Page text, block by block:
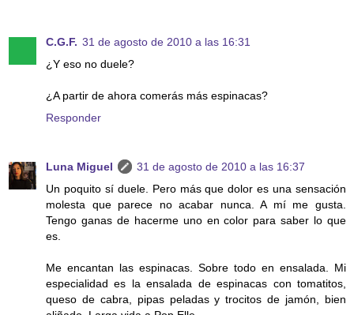
C.G.F. 31 de agosto de 2010 a las 16:31
¿Y eso no duele?
¿A partir de ahora comerás más espinacas?
Responder
Luna Miguel
31 de agosto de 2010 a las 16:37
Un poquito sí duele. Pero más que dolor es una sensación
molesta que parece no acabar nunca. A mí me gusta.
Tengo ganas de hacerme uno en color para saber lo que
es.
Me encantan las espinacas. Sobre todo en ensalada. Mi
especialidad es la ensalada de espinacas con tomatitos,
queso de cabra, pipas peladas y trocitos de jamón, bien